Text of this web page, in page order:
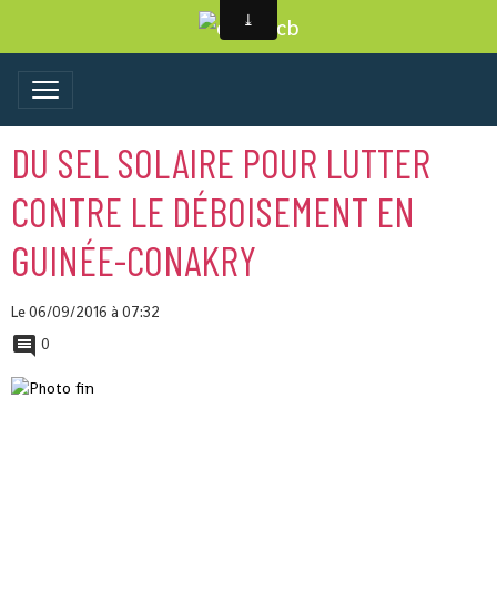
DU SEL SOLAIRE POUR LUTTER
CONTRE LE DÉBOISEMENT EN
GUINÉE-CONAKRY
Le 06/09/2016 à 07:32
0